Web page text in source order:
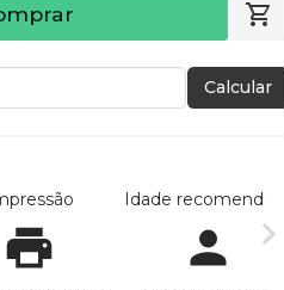
Calcular
Idade recomendada